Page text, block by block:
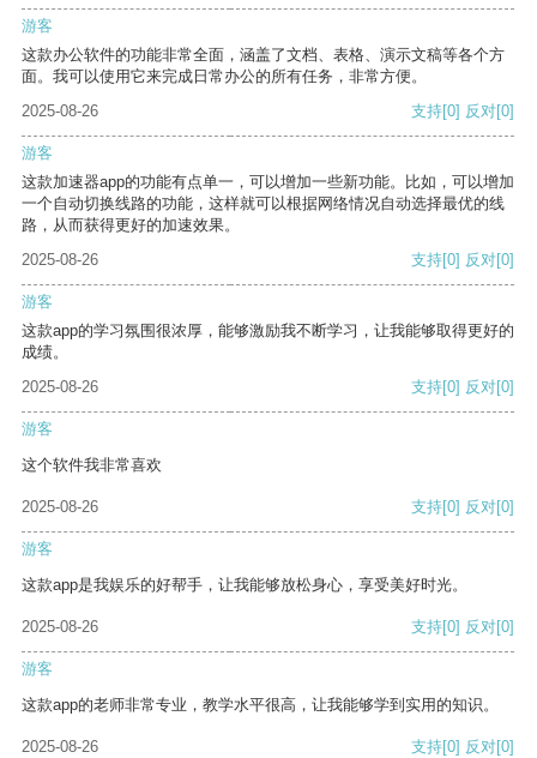
游客
这款办公软件的功能非常全面，涵盖了文档、表格、演示文稿等各个方
面。我可以使用它来完成日常办公的所有任务，非常方便。
2025-08-26
支持[0] 反对[0]
游客
这款加速器app的功能有点单一，可以增加一些新功能。比如，可以增加
一个自动切换线路的功能，这样就可以根据网络情况自动选择最优的线
路，从而获得更好的加速效果。
2025-08-26
支持[0] 反对[0]
游客
这款app的学习氛围很浓厚，能够激励我不断学习，让我能够取得更好的
成绩。
2025-08-26
支持[0] 反对[0]
游客
这个软件我非常喜欢
2025-08-26 支持[0] 反对[0]
游客
这款app是我娱乐的好帮手，让我能够放松身心，享受美好时光。
2025-08-26 支持[0] 反对[0]
游客
这款app的老师非常专业，教学水平很高，让我能够学到实用的知识。
2025-08-26 支持[0] 反对[0]